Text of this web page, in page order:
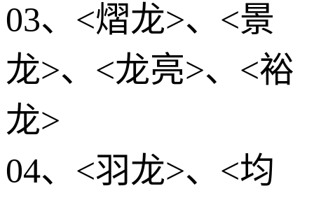
03、<熠龙>、<景
龙>、<龙亮>、<裕
龙>
04、<羽龙>、<均